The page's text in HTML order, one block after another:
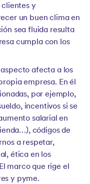
clientes y
un buen clima en
sea fluida resulta
cumpla con los
aspecto afecta a los
empresa. En él
por ejemplo,
incentivos si se
salarial en
códigos de
a respetar,
ética en los
marco que rige el
y pyme.